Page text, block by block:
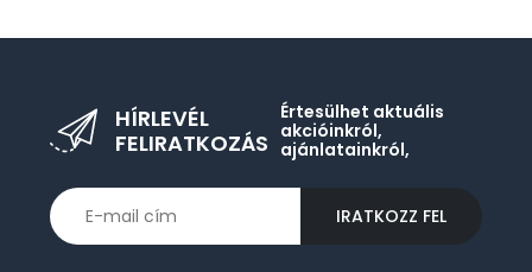
HÍRLEVÉL
FELIRATKOZÁS
Értesülhet aktuális
akcióinkról,
ajánlatainkról,
IRATKOZZ FEL